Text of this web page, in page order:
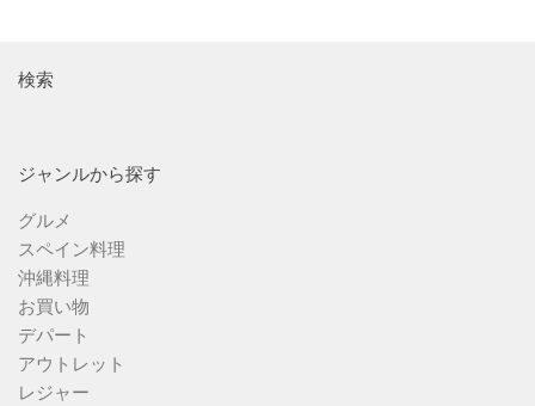
検索
ジャンルから探す
グルメ
スペイン料理
沖縄料理
お買い物
デパート
アウトレット
レジャー